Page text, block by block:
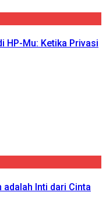
HP-Mu: Ketika Privasi
adalah Inti dari Cinta